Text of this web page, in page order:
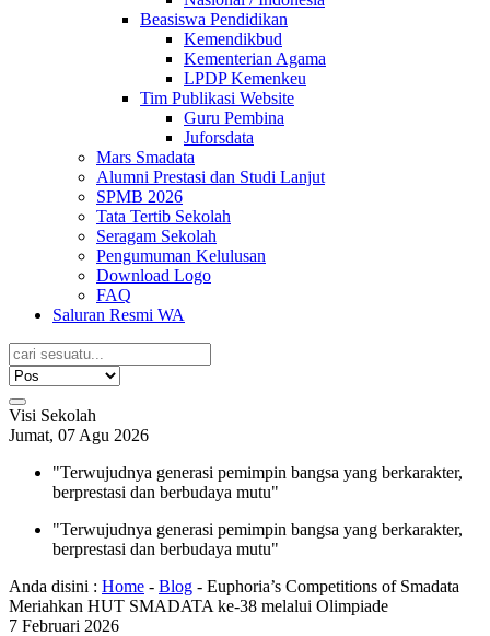
Beasiswa Pendidikan
Kemendikbud
Kementerian Agama
LPDP Kemenkeu
Tim Publikasi Website
Guru Pembina
Juforsdata
Mars Smadata
Alumni Prestasi dan Studi Lanjut
SPMB 2026
Tata Tertib Sekolah
Seragam Sekolah
Pengumuman Kelulusan
Download Logo
FAQ
Saluran Resmi WA
Visi Sekolah
Jumat, 07 Agu 2026
"Terwujudnya generasi pemimpin bangsa yang berkarakter,
berprestasi dan berbudaya mutu"
"Terwujudnya generasi pemimpin bangsa yang berkarakter,
berprestasi dan berbudaya mutu"
Anda disini : Home - Blog - Euphoria’s Competitions of Smadata
Meriahkan HUT SMADATA ke-38 melalui Olimpiade
7 Februari 2026